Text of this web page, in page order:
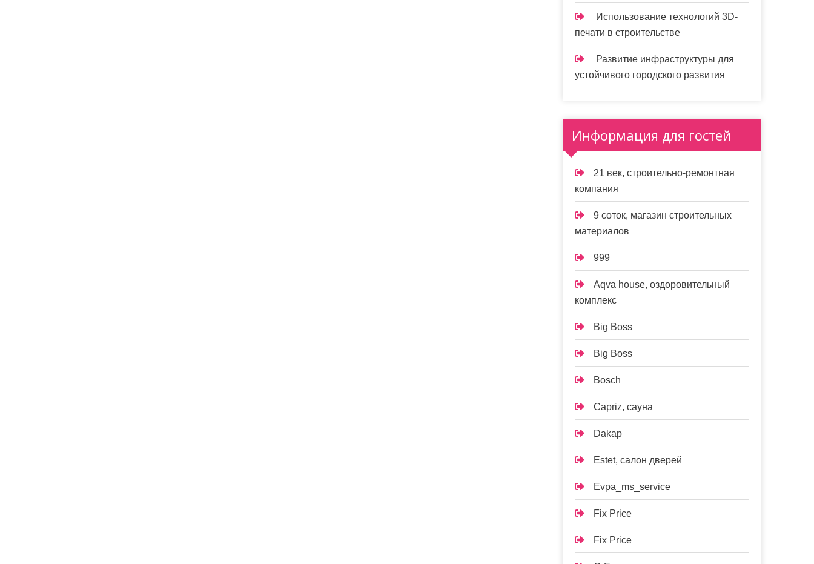
Использование технологий 3D-
печати в строительстве
Развитие инфраструктуры для
устойчивого городского развития
Информация для гостей
21 век, строительно-ремонтная
компания
9 соток, магазин строительных
материалов
999
Aqva house, оздоровительный
комплекс
Big Boss
Big Boss
Bosch
Capriz, сауна
Dakap
Estet, салон дверей
Evpa_ms_service
Fix Price
Fix Price